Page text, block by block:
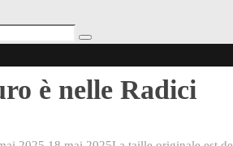
Rechercher
è nelle Radici